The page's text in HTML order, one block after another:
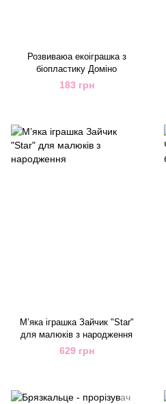
Розвиваюа екоіграшка з
біопластику Доміно
183 грн
М’яка іграшка Зайчик "Star"
для малюків з народження
629 грн